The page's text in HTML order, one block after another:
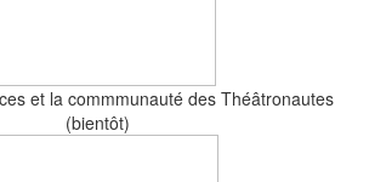
et la commmunauté des Théâtronautes
(bientôt)